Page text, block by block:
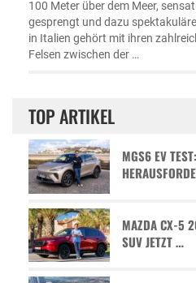
100 Meter über dem Meer,
gesprengt und dazu
in Italien gehört mit ihren
Felsen zwischen der …
TOP ARTIKEL
MGS6 EV
MAZDA CX-5
SUV JETZT …